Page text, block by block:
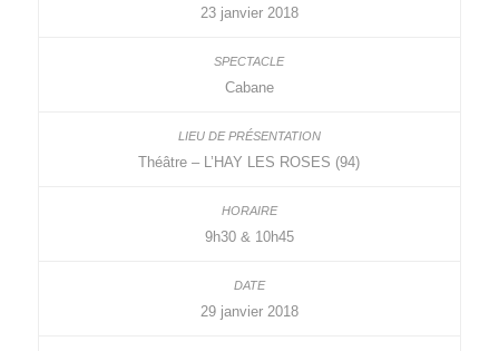
23 janvier 2018
Cabane
Théâtre – L’HAY LES ROSES (94)
9h30 & 10h45
29 janvier 2018